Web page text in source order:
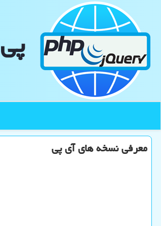
معرفی نسخه های آی پی